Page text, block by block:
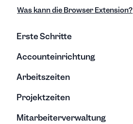
Was kann die Browser Extension?
Erste Schritte
Accounteinrichtung
Einstellungen
Export/Import & Backups
Hilfe & Tipps
Arbeitszeiten
Zeiten erfassen
Zeiten bearbeiten
Projektzeiten
Erfassung & Bearbeitung
Mitarbeiterverwaltung